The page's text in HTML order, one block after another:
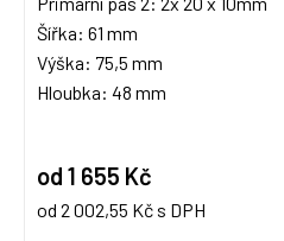
Šířka: 61 mm
Výška: 75,5 mm
Hloubka: 48 mm
od 1 655 Kč
od 2 002,55 Kč s DPH